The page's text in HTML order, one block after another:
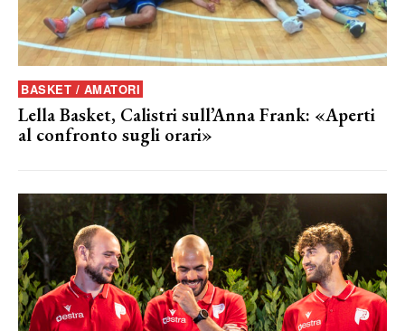
BASKET / AMATORI
Lella Basket, Calistri sull’Anna Frank: «Aperti
al confronto sugli orari»